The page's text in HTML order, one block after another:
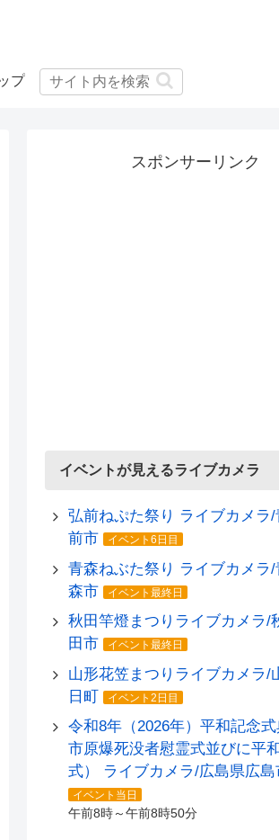
プ
スポンサーリンク
イベントが見えるライブカメラ
弘前ねぷた祭り ライブカメラ/
前市
イベント6日目
青森ねぶた祭り ライブカメラ
森市
イベント最終日
秋田竿燈まつりライブカメラ/
田市
イベント最終日
山形花笠まつりライブカメラ/
日町
イベント2日目
令和8年（2026年）平和記念
市原爆死没者慰霊式並びに平
式） ライブカメラ/広島県広島
イベント当日
午前8時～午前8時50分